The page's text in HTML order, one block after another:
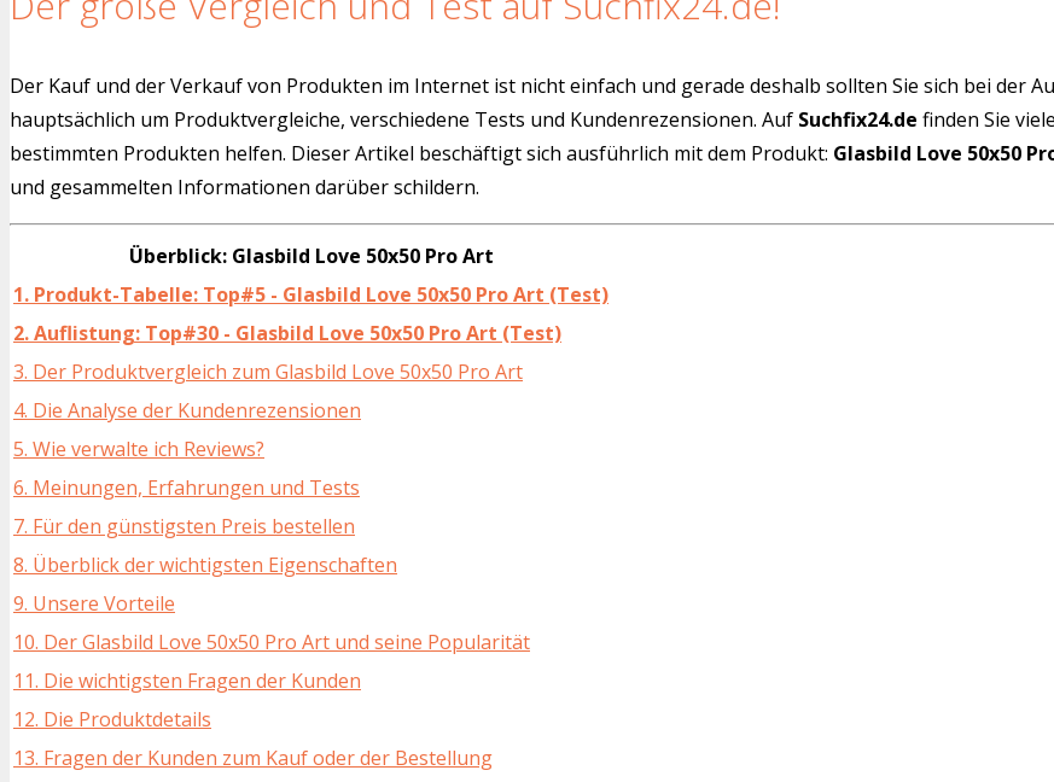
Der Kauf und der Verkauf von Produkten im Internet ist nicht einfach und gerade deshalb sollten Sie sich bei der
hauptsächlich um Produktvergleiche, verschiedene Tests und Kundenrezensionen. Auf Suchfix24.de finden Sie
bestimmten Produkten helfen. Dieser Artikel beschäftigt sich ausführlich mit dem Produkt: Glasbild Love 50x50
und gesammelten Informationen darüber schildern.
Überblick: Glasbild Love 50x50 Pro Art
1. Produkt-Tabelle: Top#5 - Glasbild Love 50x50 Pro Art (Test)
2. Auflistung: Top#30 - Glasbild Love 50x50 Pro Art (Test)
3. Der Produktvergleich zum Glasbild Love 50x50 Pro Art
4. Die Analyse der Kundenrezensionen
5. Wie verwalte ich Reviews?
6. Meinungen, Erfahrungen und Tests
7. Für den günstigsten Preis bestellen
8. Überblick der wichtigsten Eigenschaften
9. Unsere Vorteile
10. Der Glasbild Love 50x50 Pro Art und seine Popularität
11. Die wichtigsten Fragen der Kunden
12. Die Produktdetails
13. Fragen der Kunden zum Kauf oder der Bestellung